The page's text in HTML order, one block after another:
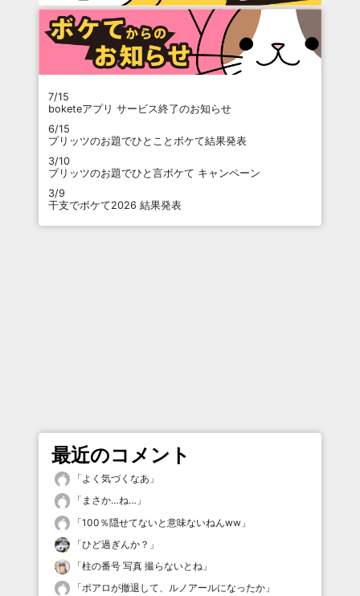
7/15
boketeアプリ サービス終了のお知らせ
6/15
プリッツのお題でひとことボケて結果発表
3/10
プリッツのお題でひと言ボケて キャンペーン
3/9
干支でボケて2026 結果発表
最近のコメント
「よく気づくなあ 」
「 まさか…ね… 」
「100％隠せてないと意味ないねんww 」
「ひど過ぎんか？ 」
「柱の番号 写真 撮らないとね 」
「ポアロが撤退して、ルノアールになったか 」